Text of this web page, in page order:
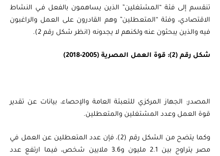
تنقسم إلى فئة “المشتغلين” الذين يساهمون بالفعل فـي النشاط
الاقتصادي، وفئة “المتعطلين” وهم القادرون على العمل والراغبون
فيه والذين يبحثون عنه ولكنهم لا يجدونه (انظر شكل رقم 2).
شكل رقم (2): قوة العمل المصرية (2005-2018)
المصدر: الجهاز المركزي للتعبئة العامة والإحصاء، بيانات عن تقدير
قوة العمل وعدد المشتغلين والمتعطلين.
وكما يتضح من الشكل رقم (2)، فإن عدد المتعطلين عن العمل في
مصر يتراوح بين 2.1 مليون و3.6 ملايين شخص، فيما ارتفع عدد